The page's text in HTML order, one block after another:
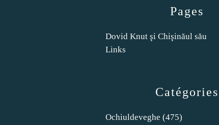
Catégories
Ochiuldeveghe (475)
Pages
Dovid Knut şi Chişinăul său
Links